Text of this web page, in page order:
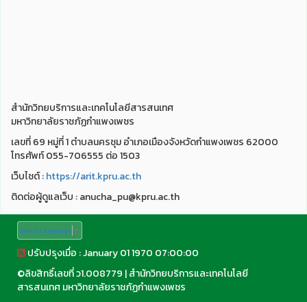
สำนักวิทยบริการและเทคโนโลยีสารสนเทศ
มหาวิทยาลัยราชภัฏกำแพงเพชร
เลขที่ 69 หมู่ที่ 1 ตำบลนครชุม อำเภอเมืองจังหวัดกำแพงเพชร 62000
โทรศัพท์ 055-706555 ต่อ 1503
เว็บไชต์ :https://arit.kpru.ac.th
ติดต่อผู้ดูแลเว็บ : anucha_pu@kpru.ac.th
Select Language ▼
ปรับปรุงเมื่อ : January 01 1970 07:00:00
©ลิขสิทธิ์เลขที่ ว1.008779 |สำนักวิทยบริการและเทคโนโลยี
สารสนเทศ มหาวิทยาลัยราชภัฏกำแพงเพชร